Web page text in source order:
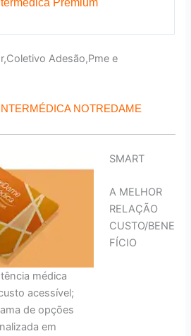
Premium
Adesão,Pme e
NOTREDAME
SMART
A MELHOR
RELAÇÃO
CUSTO/BENE
FÍCIO
médica
acessível;
de opções
em